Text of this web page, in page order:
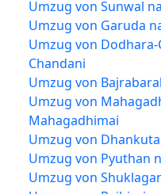
Umzug von Sunwal
Umzug von Garuda
Umzug von
Chandani
Umzug von
Umzug von
Mahagadhimai
Umzug von
Umzug von Pyuthan
Umzug von